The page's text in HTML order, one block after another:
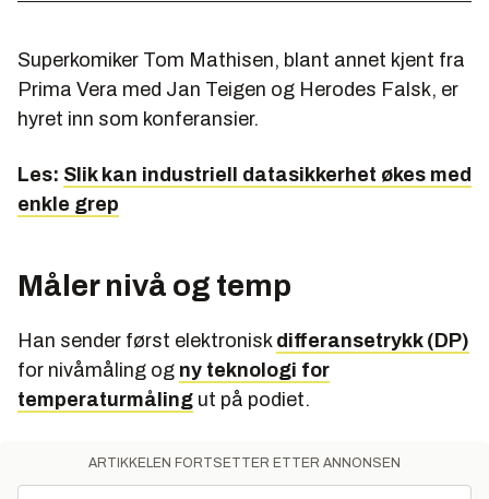
Superkomiker Tom Mathisen, blant annet kjent fra
Prima Vera med Jan Teigen og Herodes Falsk, er
hyret inn som konferansier.
Les: Slik kan industriell datasikkerhet økes med
enkle grep
Måler nivå og temp
Han sender først elektronisk differansetrykk (DP)
for nivåmåling og ny teknologi for
temperaturmåling ut på podiet.
ARTIKKELEN FORTSETTER ETTER ANNONSEN